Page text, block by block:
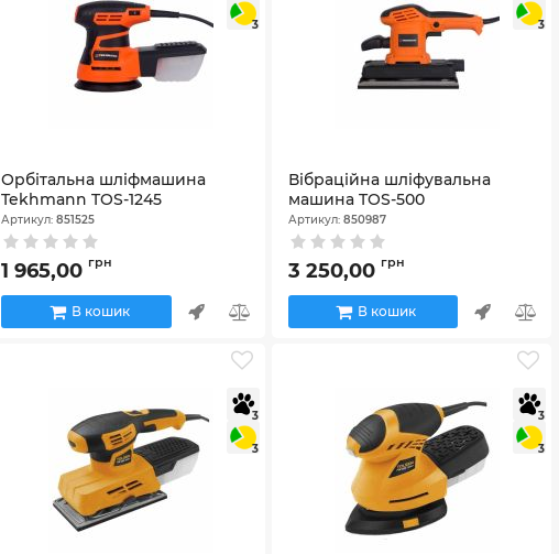
3
Орбітальна шліфмашина
Tekhmann TOS-1245
Артикул:851525
1 965,00 грн
В кошик
3
Вібраційна шліфувальна
машина TOS-500
Артикул: 850987
3 250,00 грн
В кошик
3
3
3
3